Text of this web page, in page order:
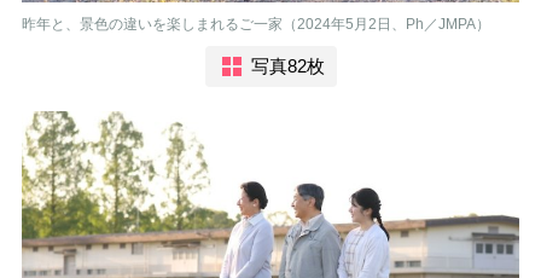
昨年と、景色の違いを楽しまれるご一家（2024年5月2日、Ph／JMPA）
写真82枚